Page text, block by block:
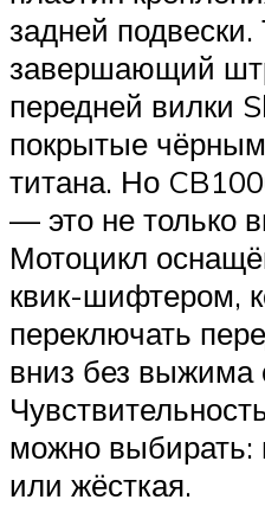
задней подвески.
завершающий
передней вилки
покрытые
титана. Но
— это не только
Мотоцикл
квик-шифтером,
переключать
вниз без выжима
можно выбирать:
или жёсткая.